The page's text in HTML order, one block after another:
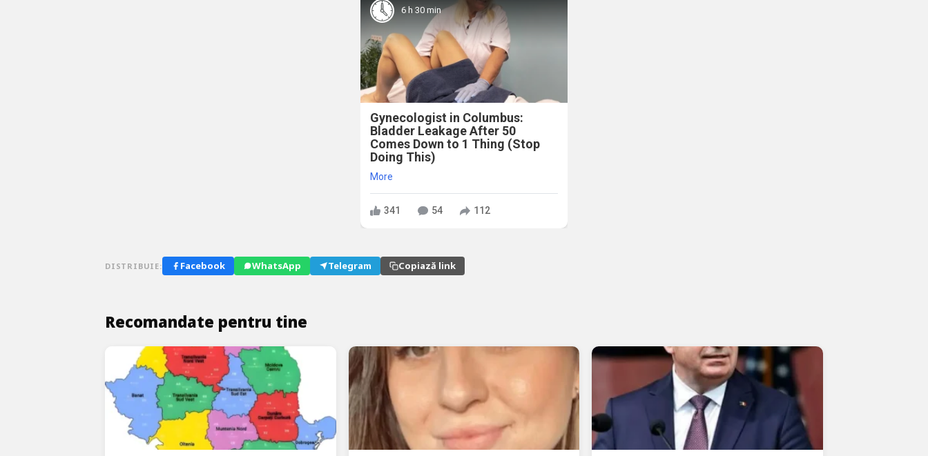
6 h 30 min
Gynecologist in Columbus:
Bladder Leakage After 50
Comes Down to 1 Thing (Stop
Doing This)
More
341 54 112
DISTRIBUIE: Facebook WhatsApp Telegram Copiază link
Recomandate pentru tine